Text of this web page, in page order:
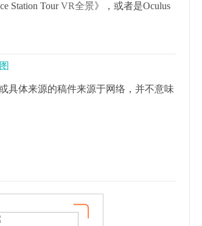
Station TourVR全景》，或者是Oculus
具体来源的稿件来源于网络，并不意味